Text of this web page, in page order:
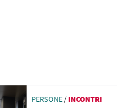
PERSONE / INCONTRI